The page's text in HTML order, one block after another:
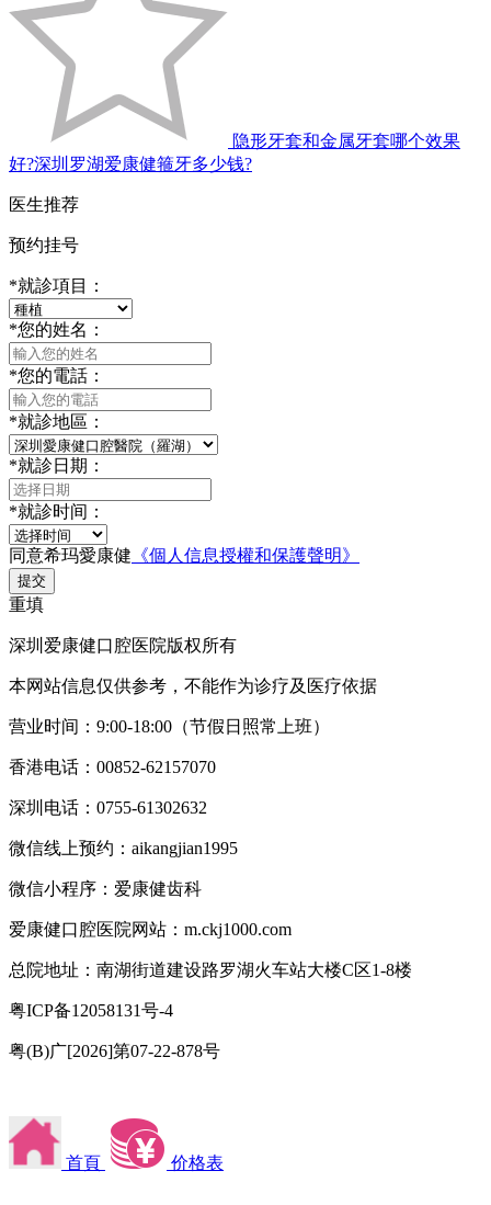
隐形牙套和金属牙套哪个效果
好?深圳罗湖爱康健箍牙多少钱?
医生推荐
预约挂号
*就診項目：
*您的姓名：
*您的電話：
*就診地區：
*就診日期：
*就診时间：
同意希玛愛康健 《個人信息授權和保護聲明》
提交
重填
深圳爱康健口腔医院版权所有
本网站信息仅供参考，不能作为诊疗及医疗依据
营业时间：9:00-18:00（节假日照常上班）
香港电话：00852-62157070
深圳电话：0755-61302632
微信线上预约：aikangjian1995
微信小程序：爱康健齿科
爱康健口腔医院网站：m.ckj1000.com
总院地址：南湖街道建设路罗湖火车站大楼C区1-8楼
粤ICP备12058131号-4
粤(B)广[2026]第07-22-878号
首頁 价格表